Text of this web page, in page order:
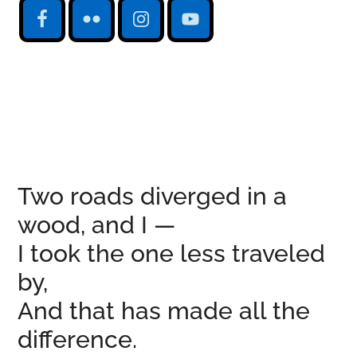
Two roads diverged in a
wood, and I —
I took the one less traveled
by,
And that has made all the
difference.